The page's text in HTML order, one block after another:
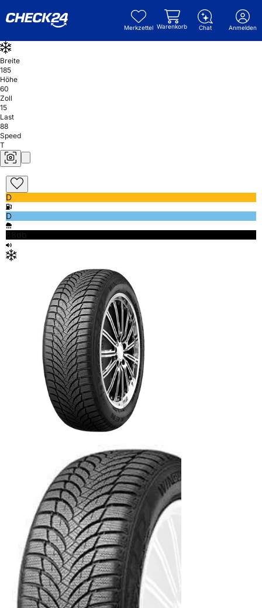
Merkzettel Warenkorb Chat Anmelden
Breite
185
Höhe
60
Zoll
15
Last
88
Speed
T
D
D
68db